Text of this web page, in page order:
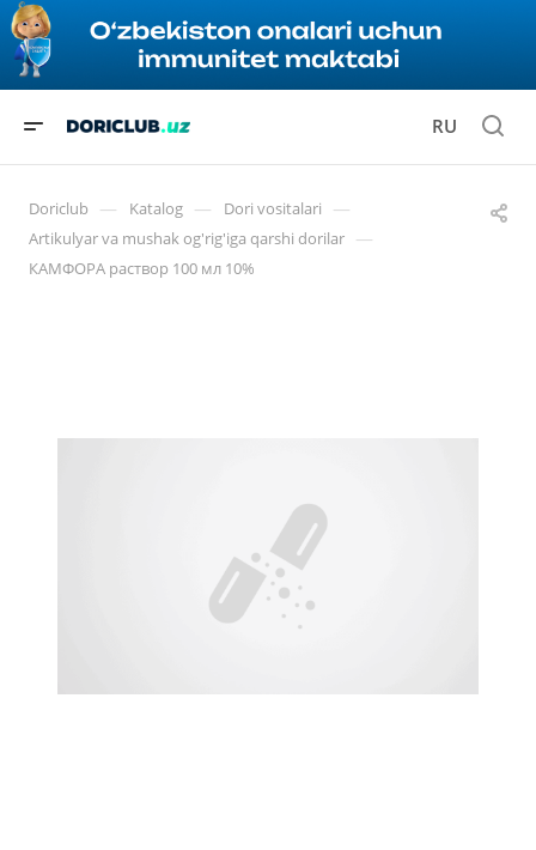
RU
Doriclub — Katalog — Dori vositalari —
Artikulyar va mushak og'rig'iga qarshi dorilar —
КАМФОРА раствор 100 мл 10%